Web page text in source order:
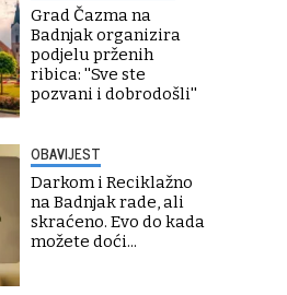
Grad Čazma na
Badnjak organizira
podjelu prženih
ribica: ''Sve ste
pozvani i dobrodošli''
OBAVIJEST
Darkom i Reciklažno
na Badnjak rade, ali
skraćeno. Evo do kada
možete doći...